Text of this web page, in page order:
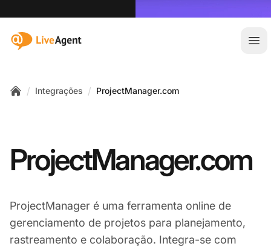
:site.title
/ Integrações / ProjectManager.com
ProjectManager.com
ProjectManager é uma ferramenta online de
gerenciamento de projetos para planejamento,
rastreamento e colaboração. Integra-se com